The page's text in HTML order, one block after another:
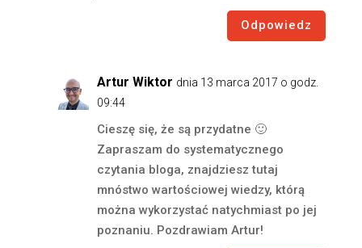
Odpowiedz
Artur Wiktor dnia 13 marca 2017 o godz.
09:44
Cieszę się, że są przydatne 🙂
Zapraszam do systematycznego
czytania bloga, znajdziesz tutaj
mnóstwo wartościowej wiedzy, którą
można wykorzystać natychmiast po jej
poznaniu. Pozdrawiam Artur!